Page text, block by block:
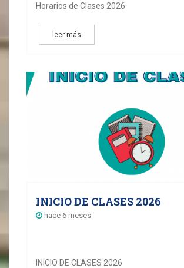
Horarios de Clases 2026
leer más
INICIO DE CLASES 2026
hace 6 meses
INICIO DE CLASES 2026